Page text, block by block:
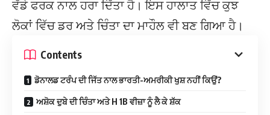
ਵੱਡੇ ਫਰਕ ਨਾਲ ਹਰਾ ਦਿੱਤਾ ਹੈ। ਇਸ ਹਾਲਾਤ ਵਿੱਚ ਕੁਝ
ਲੋਕਾਂ ਵਿੱਚ ਡਰ ਅਤੇ ਚਿੰਤਾ ਦਾ ਮਾਹੌਲ ਵੀ ਬਣ ਗਿਆ ਹੈ।
Contents
ਡੋਨਾਲਡ ਟਰੰਪ ਦੀ ਜਿੱਤ ਨਾਲ ਭਾਰਤੀ-ਅਮਰੀਕੀ ਖੁਸ਼ ਨਹੀਂ ਕਿਉਂ?
ਅਸ਼ੋਕ ਦੁਬੇ ਦੀ ਚਿੰਤਾ ਅਤੇ H 1B ਵੀਜ਼ਾ ਨੂੰ ਲੈ ਕੇ ਸ਼ੱਕ